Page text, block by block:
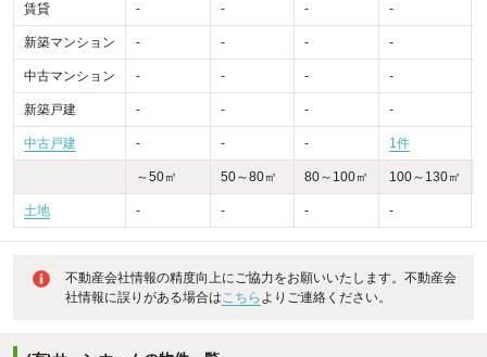
賃貸 - - - -
新築マンション - - - -
中古マンション - - - -
新築戸建 - - - -
中古戸建 - - - 1件
～50㎡ 50～80㎡ 80～100㎡ 100～130㎡
土地 - - - -
不動産会社情報の精度向上にご協力をお願いいたします。不動産会
社情報に誤りがある場合はこちら よりご連絡ください。